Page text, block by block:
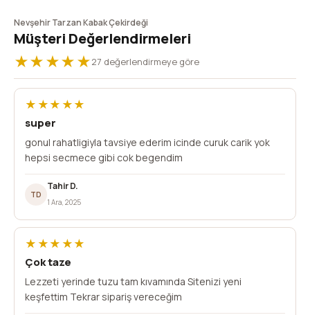
Nevşehir Tarzan Kabak Çekirdeği
Müşteri Değerlendirmeleri
★★★★★27 değerlendirmeye göre
★★★★★
super
gonul rahatligiyla tavsiye ederim icinde curuk carik yok
hepsi secmece gibi cok begendim
TD
Tahir D.
1 Ara, 2025
★★★★★
Çok taze
Lezzeti yerinde tuzu tam kıvamında Sitenizi yeni
keşfettim Tekrar sipariş vereceğim